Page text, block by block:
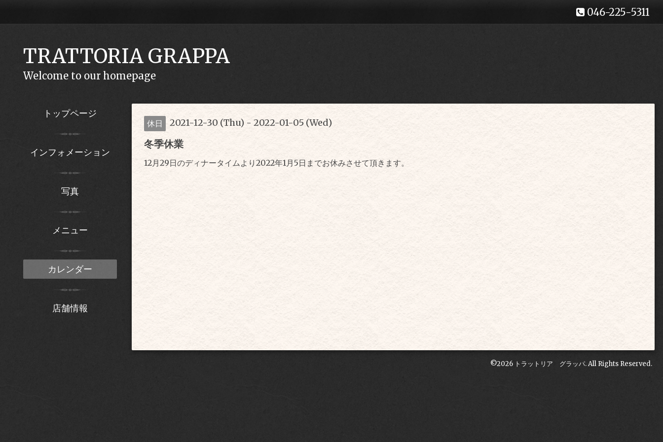
046-225-5311
TRATTORIA GRAPPA
Welcome to our homepage
休日 2021-12-30 (Thu) - 2022-01-05 (Wed)
冬季休業
12月29日のディナータイムより2022年1月5日までお休みさせて頂きます。
©2026 トラットリア グラッパ. All Rights Reserved.
トップページ
インフォメーション
写真
メニュー
カレンダー
店舗情報